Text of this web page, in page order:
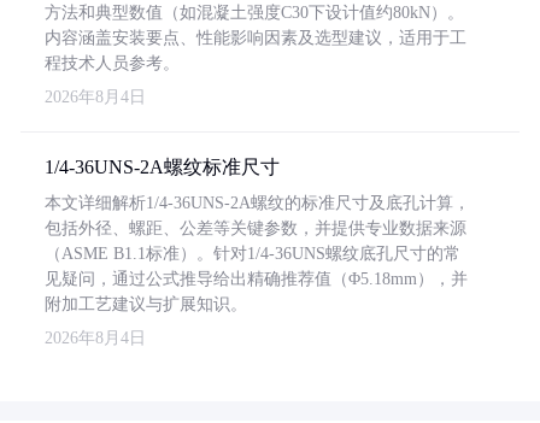
方法和典型数值（如混凝土强度C30下设计值约80kN）。
内容涵盖安装要点、性能影响因素及选型建议，适用于工
程技术人员参考。
2026年8月4日
1/4-36UNS-2A螺纹标准尺寸
本文详细解析1/4-36UNS-2A螺纹的标准尺寸及底孔计算，
包括外径、螺距、公差等关键参数，并提供专业数据来源
（ASME B1.1标准）。针对1/4-36UNS螺纹底孔尺寸的常
见疑问，通过公式推导给出精确推荐值（Φ5.18mm），并
附加工艺建议与扩展知识。
2026年8月4日